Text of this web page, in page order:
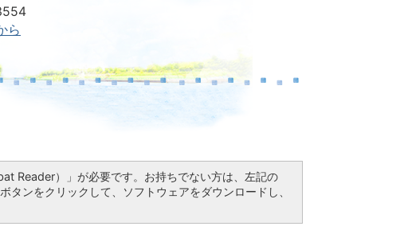
ら
Reader）」が必要です。お持ちでない方は、左記の
ンをクリックして、ソフトウェアをダウンロードし、